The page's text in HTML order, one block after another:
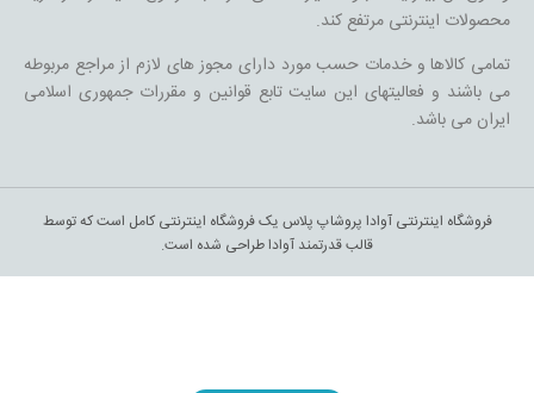
محصولات اینترنتی مرتفع کند.
تمامی کالاها و خدمات حسب مورد دارای مجوز های لازم از مراجع مربوطه
می باشند و فعالیتهای این سایت تابع قوانین و مقررات جمهوری اسلامی
ایران می باشد.
فروشگاه اینترنتی آوادا پروشاپ پلاس یک فروشگاه اینترنتی کامل است که توسط
قالب قدرتمند آوادا طراحی شده است.